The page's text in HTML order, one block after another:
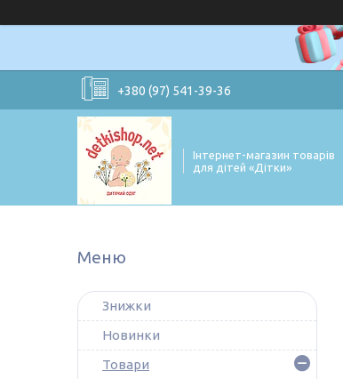
+380 (97) 541-39-36
Інтернет-магазин товарів
для дітей «Дітки»
Знижки
Новинки
Товари